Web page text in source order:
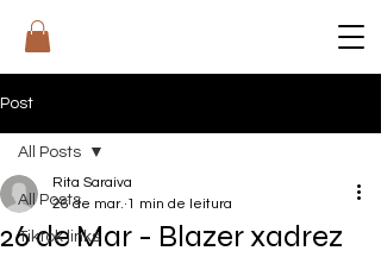
RIT
Post
All Posts
Tiktok links
All Posts
26 de Mar - Blazer xadrez
Rita Saraiva
26 de mar. 1 min de leitura